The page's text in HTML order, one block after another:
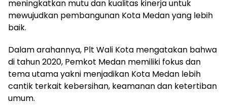
meningkatkan mutu dan kualitas kinerja untuk
mewujudkan pembangunan Kota Medan yang lebih
baik.
Dalam arahannya, Plt Wali Kota mengatakan bahwa
di tahun 2020, Pemkot Medan memiliki fokus dan
tema utama yakni menjadikan Kota Medan lebih
cantik terkait kebersihan, keamanan dan ketertiban
umum.